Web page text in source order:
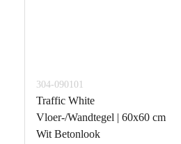
304-090101
Traffic White
Vloer-/Wandtegel | 60x60 cm
Wit Betonlook